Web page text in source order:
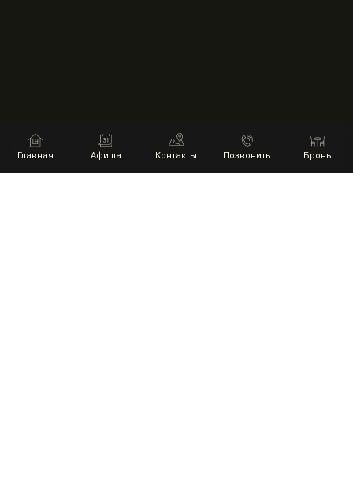
Главная Афиша Контакты Позвонить Бронь